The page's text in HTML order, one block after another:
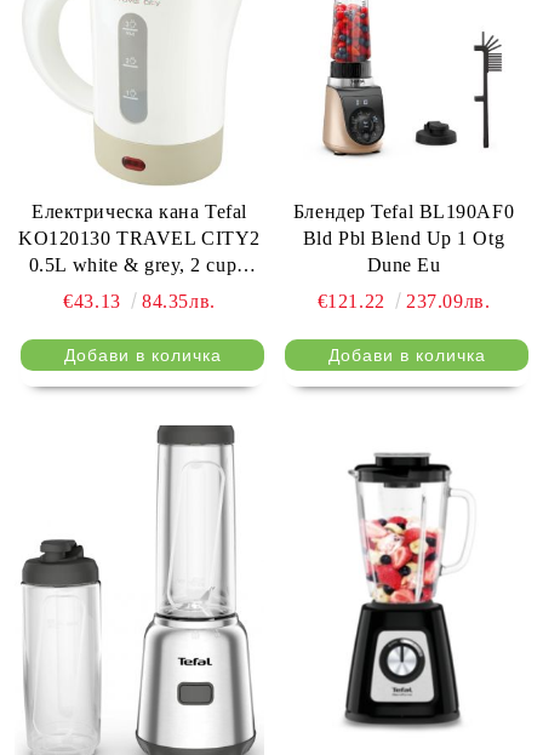
Електрическа кана Tefal
KO120130 TRAVEL CITY2
0.5L white & grey, 2 cups,
travel bag, spoon
€43.13 84.35лв.
Блендер Tefal BL190AF0
Bld Pbl Blend Up 1 Otg
Dune Eu
€121.22
237.09лв.